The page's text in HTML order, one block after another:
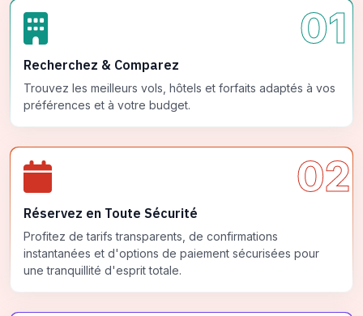
01
Recherchez & Comparez
Trouvez les meilleurs vols, hôtels et forfaits adaptés à vos
préférences et à votre budget.
02
Réservez en Toute Sécurité
Profitez de tarifs transparents, de confirmations
instantanées et d'options de paiement sécurisées pour
une tranquillité d'esprit totale.